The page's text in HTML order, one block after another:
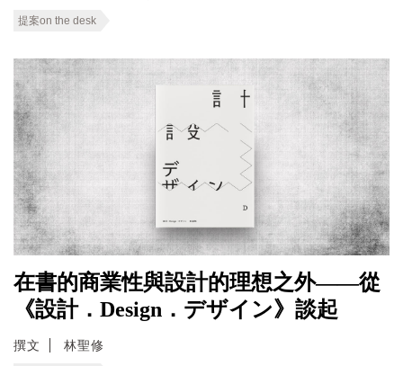
提案on the desk
在書的商業性與設計的理想之外——從
《設計．Design．デザイン》談起
撰文 林聖修